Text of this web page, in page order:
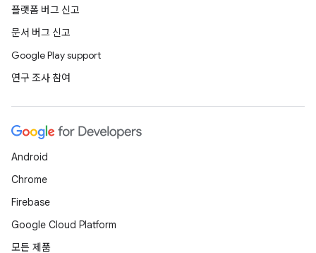
플랫폼 버그 신고
문서 버그 신고
Google Play support
연구 조사 참여
Android
Chrome
Firebase
Google Cloud Platform
모든 제품